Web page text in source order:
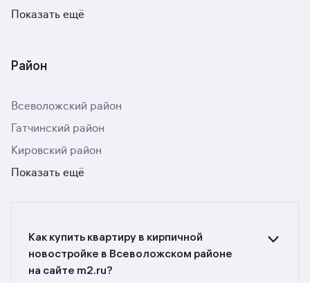
Показать ещё
Район
Всеволожский район
Гатчинский район
Кировский район
Показать ещё
Как купить квартиру в кирпичной
новостройке в Всеволожском районе
на сайте m2.ru?